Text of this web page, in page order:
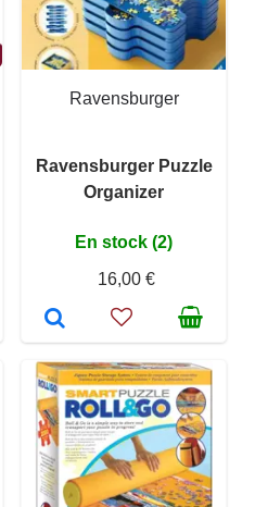
Ravensburger
Ravensburger Puzzle
Organizer
En stock (2)
16,00 €